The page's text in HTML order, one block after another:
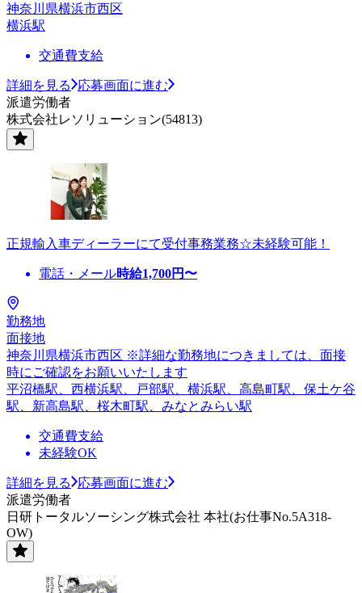
神奈川県横浜市西区
横浜駅
交通費支給
詳細を見る
応募画面に進む
派遣労働者
株式会社レソリューション(54813)
正規輸入車ディーラーにて受付事務業務☆未経験可能！
電話・メール時給1,700円〜
勤務地
面接地
神奈川県横浜市西区 ※詳細な勤務地につきましては、面接
時にご確認をお願いいたします
平沼橋駅、西横浜駅、戸部駅、横浜駅、高島町駅、保土ケ谷
駅、新高島駅、桜木町駅、みなとみらい駅
交通費支給
未経験OK
詳細を見る
応募画面に進む
派遣労働者
日研トータルソーシング株式会社 本社(お仕事No.5A318-
OW)